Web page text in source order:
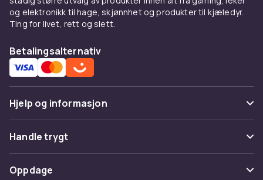
og elektronikk til hage, skjønnhet og produkter til kjæledyr.
Ting for livet, rett og slett.
Betalingsalternativ
Hjelp og informasjon
Vanlige spørsmål
Spor pakke
Handle trygt
Betaling
Oppdage